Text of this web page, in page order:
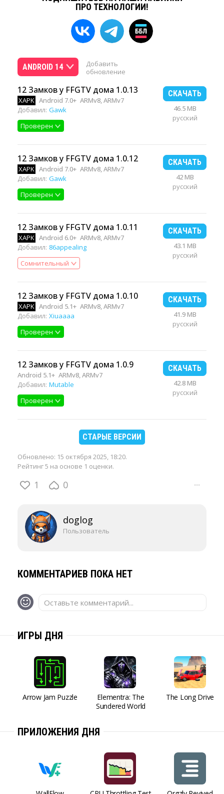
ПРО ТЕХНОЛОГИИ!
ANDROID 14
Добавить
обновление
12 Замков у FFGTV дома 1.0.13
XAPK Android 7.0+ ARMv8, ARMv7
Добавил: Gawk
Проверен
СКАЧАТЬ
46.5 MB
русский
12 Замков у FFGTV дома 1.0.12
XAPK Android 7.0+ ARMv8, ARMv7
Добавил: Gawk
Проверен
СКАЧАТЬ
42 MB
русский
12 Замков у FFGTV дома 1.0.11
XAPK Android 6.0+ ARMv8, ARMv7
Добавил: 86appealing
Сомнительный
СКАЧАТЬ
43.1 MB
русский
12 Замков у FFGTV дома 1.0.10
XAPK Android 5.1+ ARMv8, ARMv7
Добавил: Xiuaaaa
Проверен
СКАЧАТЬ
41.9 MB
русский
12 Замков у FFGTV дома 1.0.9
Android 5.1+ ARMv8, ARMv7
Добавил: Mutable
Проверен
СКАЧАТЬ
42.8 MB
русский
СТАРЫЕ ВЕРСИИ
Обновлено: 15 октября 2025, 18:20.
Рейтинг 5 на основе 1 оценки.
1 0 ···
doglog
Пользователь
КОММЕНТАРИЕВ ПОКА НЕТ
Оставьте комментарий...
ИГРЫ ДНЯ
Arrow Jam Puzzle
Elementra: The
Sundered World
The Long Drive
ПРИЛОЖЕНИЯ ДНЯ